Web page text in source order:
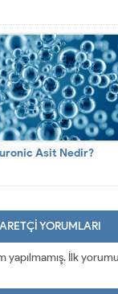
Asit Nedir?
YORUMLARI
yapılmamış. İlk